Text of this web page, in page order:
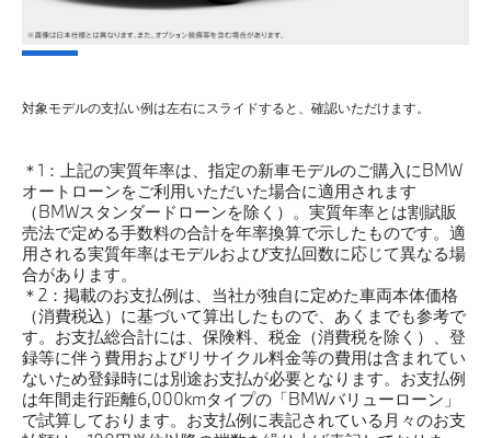
対象モデルの支払い例は左右にスライドすると、確認いただけます。
＊1：上記の実質年率は、指定の新車モデルのご購入にBMW
オートローンをご利用いただいた場合に適用されます
（BMWスタンダードローンを除く）。実質年率とは割賦販
売法で定める手数料の合計を年率換算で示したものです。適
用される実質年率はモデルおよび支払回数に応じて異なる場
合があります。
＊2：掲載のお支払例は、当社が独自に定めた車両本体価格
（消費税込）に基づいて算出したもので、あくまでも参考で
す。お支払総合計には、保険料、税金（消費税を除く）、登
録等に伴う費用およびリサイクル料金等の費用は含まれてい
ないため登録時には別途お支払が必要となります。お支払例
は年間走行距離6,000kmタイプの「BMWバリューローン」
で試算しております。お支払例に表記されている月々のお支